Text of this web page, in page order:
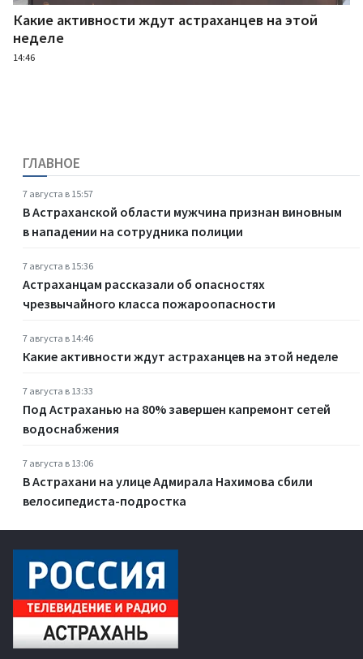
Какие активности ждут астраханцев на этой
неделе
14:46
ГЛАВНОЕ
7 августа в 15:57
В Астраханской области мужчина признан виновным
в нападении на сотрудника полиции
7 августа в 15:36
Астраханцам рассказали об опасностях
чрезвычайного класса пожароопасности
7 августа в 14:46
Какие активности ждут астраханцев на этой неделе
7 августа в 13:33
Под Астраханью на 80% завершен капремонт сетей
водоснабжения
7 августа в 13:06
В Астрахани на улице Адмирала Нахимова сбили
велосипедиста-подростка